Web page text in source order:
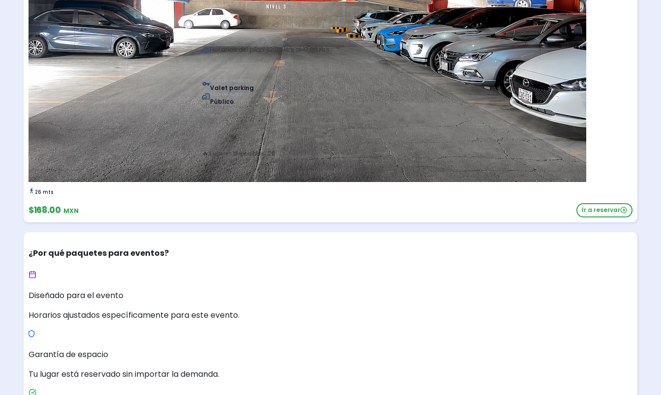
26 mts
Horarios del plan: 12:00 Hrs al 17:00 Hrs
🔥 Lugares disponibles:20
Tipo de servicio
Valet parking
Tipo de lugar
Público
$168.00 MXN Ir a reservar
¿Por qué paquetes para eventos?
Diseñado para el evento
Horarios ajustados específicamente para este evento.
Garantía de espacio
Tu lugar está reservado sin importar la demanda.